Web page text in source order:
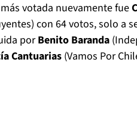
votada nuevamente fue
con 64 votos, solo a
porBenito Baranda
Cantuarias (Vamos Por